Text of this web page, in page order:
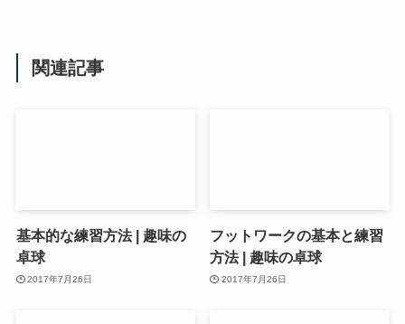
関連記事
基本的な練習方法 | 趣味の
卓球
2017年7月26日
フットワークの基本と練習
方法 | 趣味の卓球
2017年7月26日